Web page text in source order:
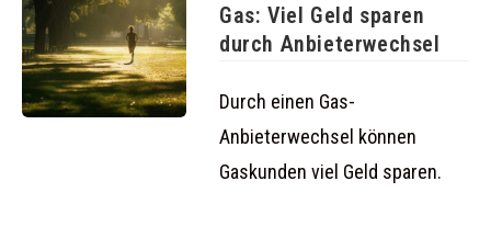
Gas: Viel Geld sparen
durch Anbieterwechsel
Durch einen Gas-
Anbieterwechsel können
Gaskunden viel Geld sparen.